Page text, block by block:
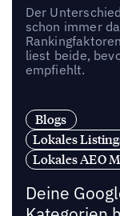
Der
schon immer
liest beide,
empfiehlt.
Blogs
Lokales
Lokales AEO
Deine